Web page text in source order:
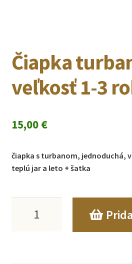
Čiapka
veľkosť 1-3
15,00 €
čiapka s turbanom, jednoduchá,
teplú jar a leto + šatka
množstvo